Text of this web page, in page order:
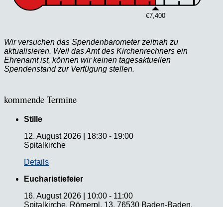
€7,400
Wir versuchen das Spendenbarometer zeitnah zu
aktualisieren. Weil das Amt des Kirchenrechners ein
Ehrenamt ist, können wir keinen tagesaktuellen
Spendenstand zur Verfügung stellen.
kommende Termine
Stille
12. August 2026
18:30 - 19:00
Spitalkirche
Details
Eucharistiefeier
16. August 2026
10:00 - 11:00
Spitalkirche, Römerpl. 13, 76530 Baden-Baden,